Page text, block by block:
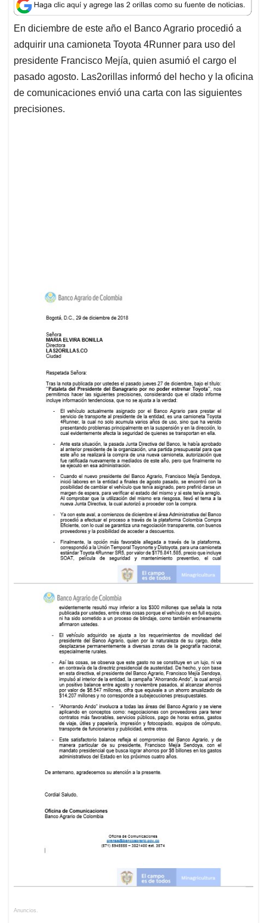
a
t
s
A
p
p
c
e
b
o
o
k
n
k
e
d
I
n
a
i
l
r
e
a
d
s
En diciembre de este año el Banco Agrario procedió a
adquirir una camioneta Toyota 4Runner para uso del
presidente Francisco Mejía, quien asumió el cargo el
pasado agosto. Las2orillas informó del hecho y la oficina
de comunicaciones envió una carta con las siguientes
precisiones.
Anuncios.